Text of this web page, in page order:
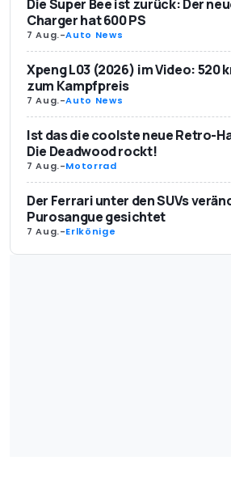
Die Super Bee ist zurück: Der
Charger hat 600 PS
7 Aug.-Auto News
Xpeng L03 (2026) im Video: 520
zum Kampfpreis
7 Aug.-Auto News
Ist das die coolste neue Retro-
Die Deadwood rockt!
7 Aug.-Motorrad
Der Ferrari unter den SUVs
Purosangue gesichtet
7 Aug.-Erlkönige